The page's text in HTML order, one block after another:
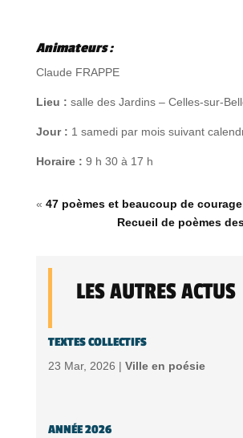
Animateurs :
Claude FRAPPE
Lieu : salle des Jardins – Celles-sur-
Jour : 1 samedi par mois suivant
Horaire : 9 h 30 à 17 h
« 47 poèmes et beaucoup de courage
Recueil de poèmes
LES AUTRES ACTUS
TEXTES COLLECTIFS
23 Mar, 2026 | Ville en poésie
ANNÉE 2026